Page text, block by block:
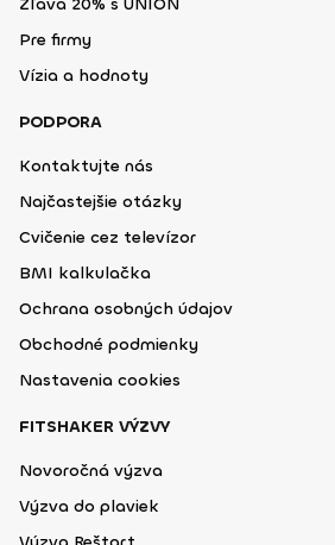
Zľava 20% s UNION
Pre firmy
Vízia a hodnoty
PODPORA
Kontaktujte nás
Najčastejšie otázky
Cvičenie cez televízor
BMI kalkulačka
Ochrana osobných údajov
Obchodné podmienky
Nastavenia cookies
FITSHAKER VÝZVY
Novoročná výzva
Výzva do plaviek